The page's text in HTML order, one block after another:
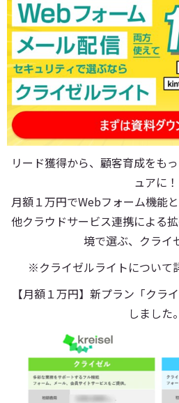
リード獲得から、顧客育成をも
ュアに！
月額１万円でWebフォーム機能
他クラウドサービス連携による
境で選ぶ、クライ
※クライゼルライトについて
【月額１万円】新プラン「クラ
しました。